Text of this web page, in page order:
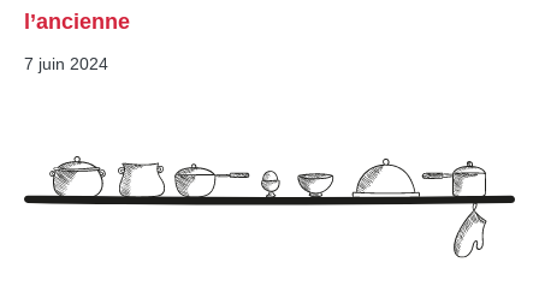
l’ancienne
7 juin 2024